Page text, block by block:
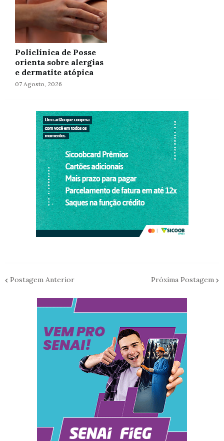
Policlínica de Posse
orienta sobre alergias
e dermatite atópica
07 Agosto, 2026
Postagem Anterior Próxima Postagem